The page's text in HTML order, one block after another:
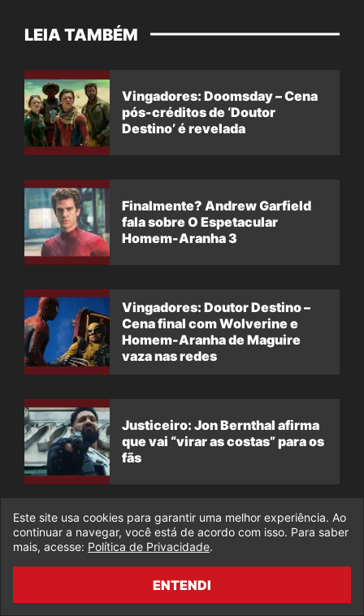
LEIA TAMBÉM
Vingadores: Doomsday – Cena
pós-créditos de ‘Doutor
Destino’ é revelada
Finalmente? Andrew Garfield
fala sobre O Espetacular
Homem-Aranha 3
Vingadores: Doutor Destino –
Cena final com Wolverine e
Homem-Aranha de Maguire
vaza nas redes
Justiceiro: Jon Bernthal afirma
que vai “virar as costas” para os
fãs
DEIXE SEU COMENTÁRIO
Este site usa cookies para garantir uma melhor experiência. Ao
continuar a navegar, você está de acordo com isso. Para saber
mais, acesse: Política de Privacidade.
ENTENDI